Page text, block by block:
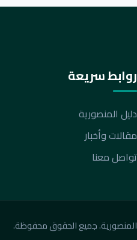
روابط سريعة
دليل المنصورية
مقالات وأخبار
تواصل معنا